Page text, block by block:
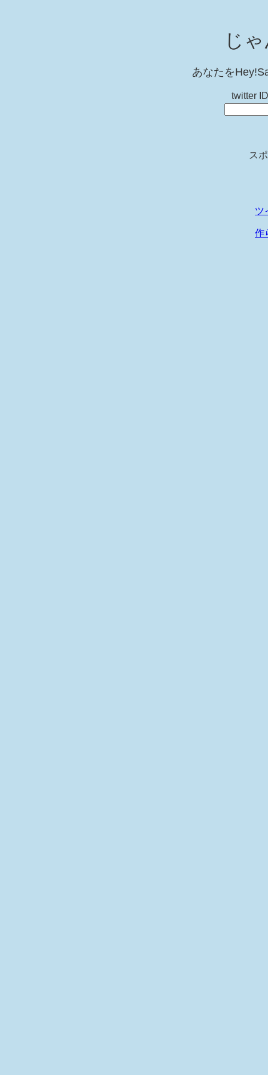
じ
あなたを
twitter
ス
ツ
作